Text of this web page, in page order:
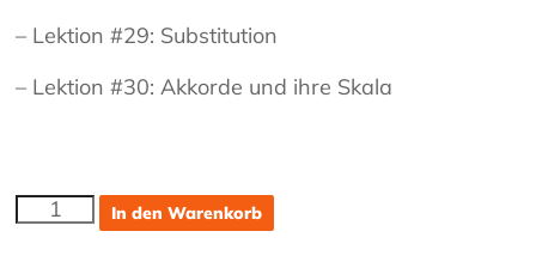
– Lektion #29: Substitution
– Lektion #30: Akkorde und ihre Skala
Lerne
Jazzakkorde
In den Warenkorb